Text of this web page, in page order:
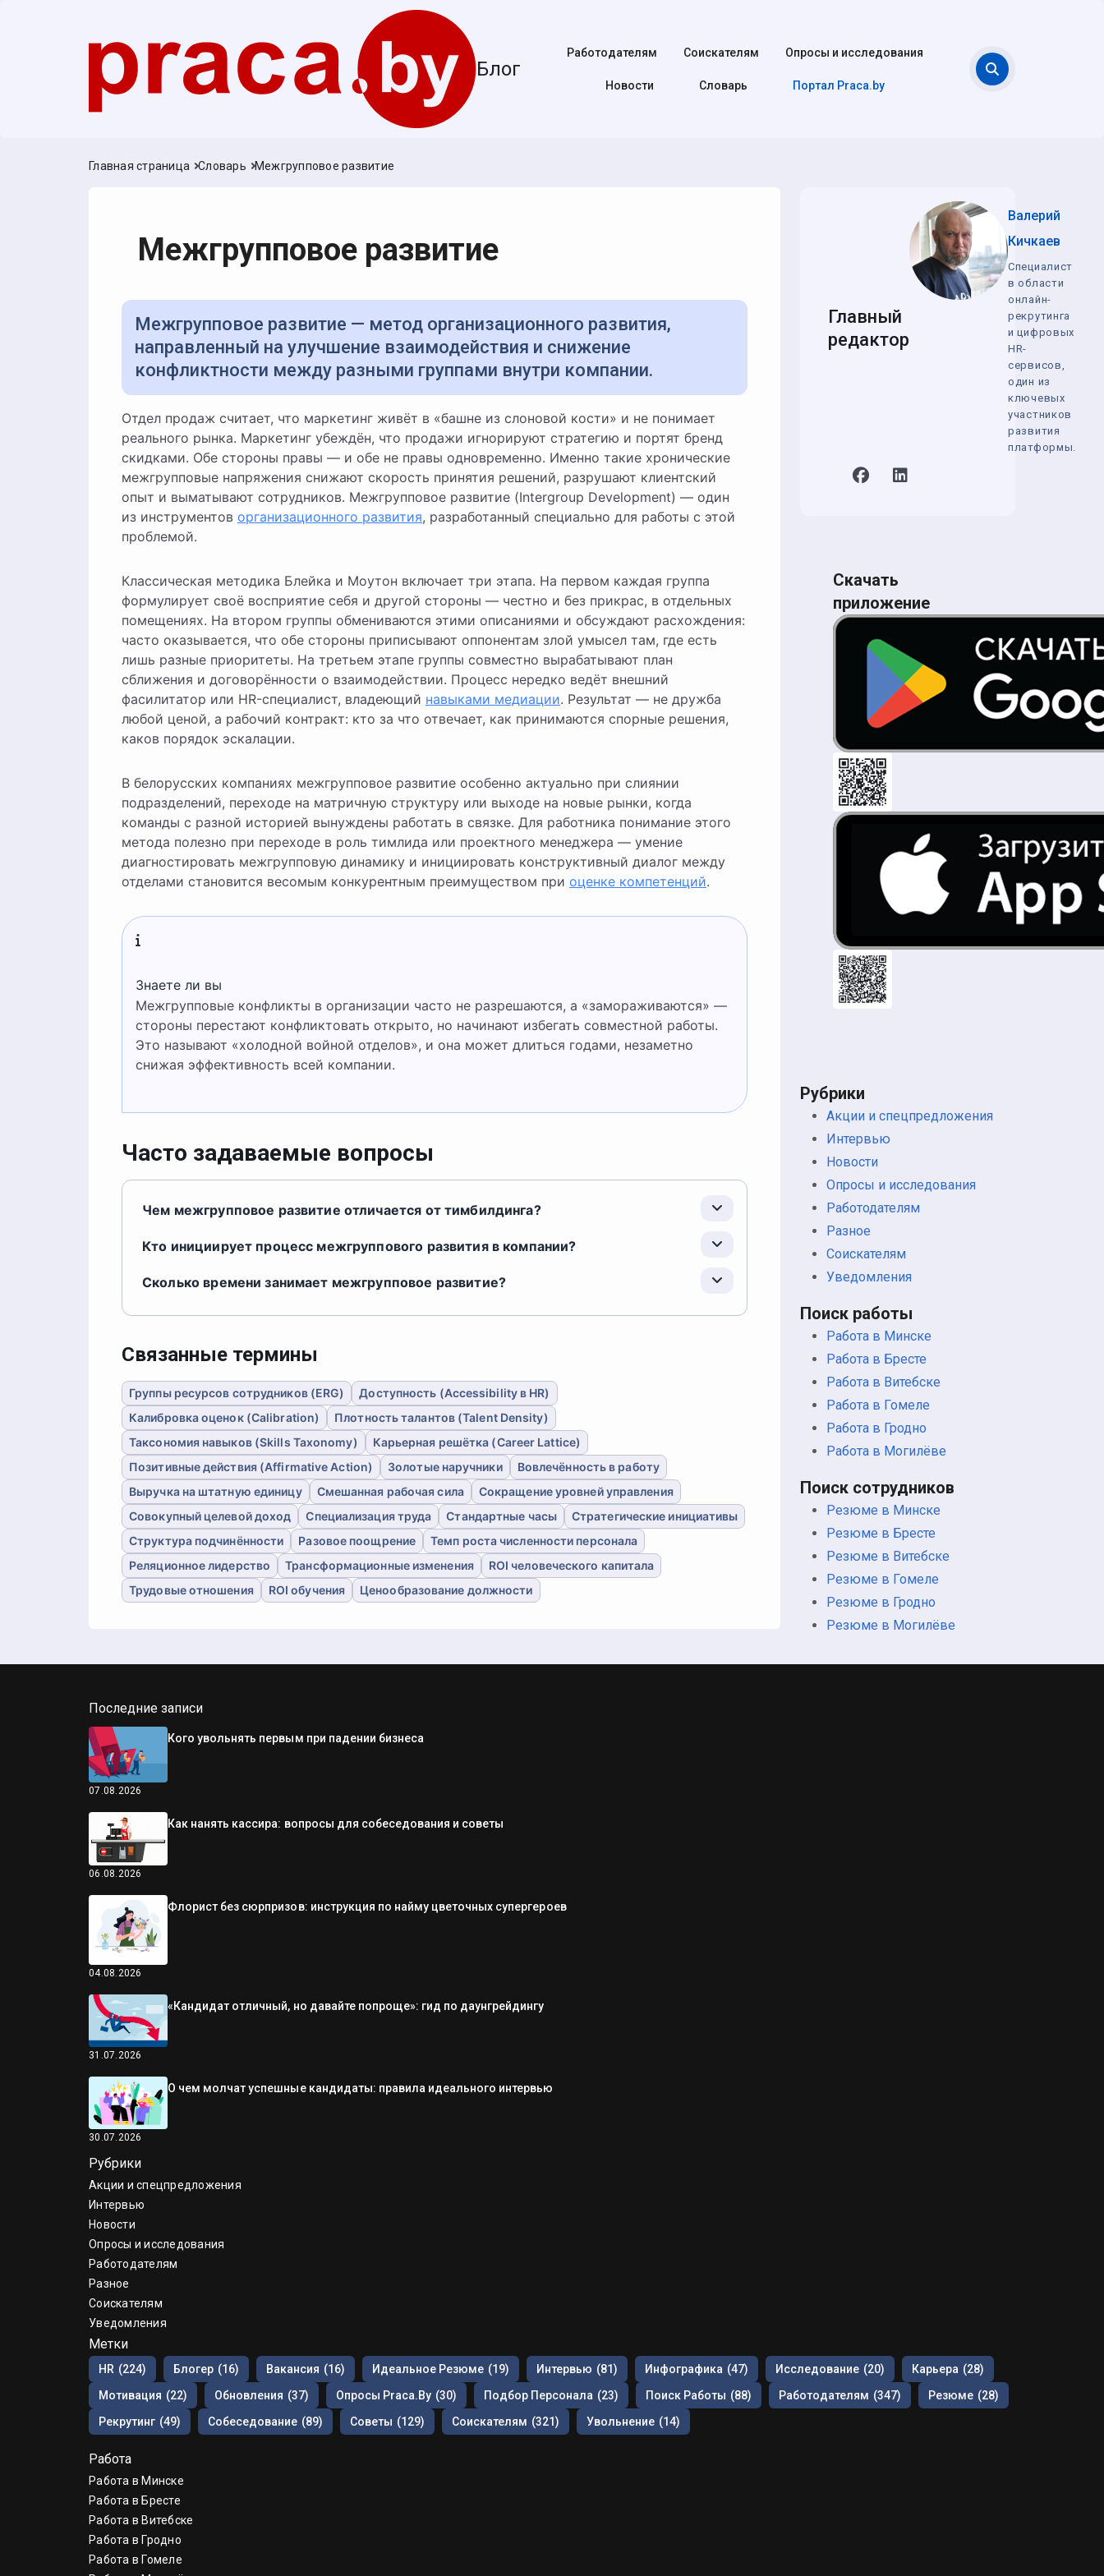
Блог
Работодателям Соискателям Опросы и исследования
Новости Cловарь Портал Praca.by
Главная страница Словарь Межгрупповое развитие
Межгрупповое развитие
Межгрупповое развитие — метод организационного развития,
направленный на улучшение взаимодействия и снижение
конфликтности между разными группами внутри компании.
Отдел продаж считает, что маркетинг живёт в «башне из слоновой кости» и не понимает
реального рынка. Маркетинг убеждён, что продажи игнорируют стратегию и портят бренд
скидками. Обе стороны правы — и обе не правы одновременно. Именно такие хронические
межгрупповые напряжения снижают скорость принятия решений, разрушают клиентский
опыт и выматывают сотрудников. Межгрупповое развитие (Intergroup Development) — один
из инструментов организационного развития, разработанный специально для работы с этой
проблемой.
Классическая методика Блейка и Моутон включает три этапа. На первом каждая группа
формулирует своё восприятие себя и другой стороны — честно и без прикрас, в отдельных
помещениях. На втором группы обмениваются этими описаниями и обсуждают расхождения:
часто оказывается, что обе стороны приписывают оппонентам злой умысел там, где есть
лишь разные приоритеты. На третьем этапе группы совместно вырабатывают план
сближения и договорённости о взаимодействии. Процесс нередко ведёт внешний
фасилитатор или HR-специалист, владеющий навыками медиации. Результат — не дружба
любой ценой, а рабочий контракт: кто за что отвечает, как принимаются спорные решения,
каков порядок эскалации.
В белорусских компаниях межгрупповое развитие особенно актуально при слиянии
подразделений, переходе на матричную структуру или выходе на новые рынки, когда
команды с разной историей вынуждены работать в связке. Для работника понимание этого
метода полезно при переходе в роль тимлида или проектного менеджера — умение
диагностировать межгрупповую динамику и инициировать конструктивный диалог между
отделами становится весомым конкурентным преимуществом при оценке компетенций.
Знаете ли вы
Межгрупповые конфликты в организации часто не разрешаются, а «замораживаются» —
стороны перестают конфликтовать открыто, но начинают избегать совместной работы.
Это называют «холодной войной отделов», и она может длиться годами, незаметно
снижая эффективность всей компании.
Часто задаваемые вопросы
Чем межгрупповое развитие отличается от тимбилдинга?
Кто инициирует процесс межгруппового развития в компании?
Сколько времени занимает межгрупповое развитие?
Связанные термины
Группы ресурсов сотрудников (ERG)
Доступность (Accessibility в HR)
Калибровка оценок (Calibration)
Плотность талантов (Talent Density)
Таксономия навыков (Skills Taxonomy)
Карьерная решётка (Career Lattice)
Позитивные действия (Affirmative Action)
Золотые наручники
Вовлечённость в работу
Выручка на штатную единицу
Смешанная рабочая сила
Сокращение уровней управления
Совокупный целевой доход
Специализация труда Стандартные часы
Стратегические инициативы
Структура подчинённости
Разовое поощрение
Темп роста численности персонала
Реляционное лидерство
Трансформационные изменения
ROI человеческого капитала
Трудовые отношения
ROI обучения Ценообразование должности
Главный
редактор
Валерий
Кичкаев
Специалист
в области
онлайн-
рекрутинга
и цифровых
HR-
сервисов,
один из
ключевых
участников
развития
платформы.
Скачать
приложение
Рубрики
Акции и спецпредложения
Интервью
Новости
Опросы и исследования
Работодателям
Разное
Соискателям
Уведомления
Поиск работы
Работа в Минске
Работа в Бресте
Работа в Витебске
Работа в Гомеле
Работа в Гродно
Работа в Могилёве
Поиск сотрудников
Резюме в Минске
Резюме в Бресте
Резюме в Витебске
Резюме в Гомеле
Резюме в Гродно
Резюме в Могилёве
Последние записи
07.08.2026
Кого увольнять первым при падении бизнеса
06.08.2026
Как нанять кассира: вопросы для собеседования и советы
04.08.2026
Флорист без сюрпризов: инструкция по найму цветочных супергероев
31.07.2026
«Кандидат отличный, но давайте попроще»: гид по даунгрейдингу
30.07.2026
О чем молчат успешные кандидаты: правила идеального интервью
Рубрики
Акции и спецпредложения
Интервью
Новости
Опросы и исследования
Работодателям
Разное
Соискателям
Уведомления
Метки
HR (224) Блогер (16) Вакансия (16) Идеальное Резюме (19) Интервью (81) Инфографика (47) Исследование (20) Карьера (28)
Мотивация (22) Обновления (37) Опросы Praca.by (30) Подбор Персонала (23) Поиск Работы (88) Работодателям (347) Резюме (28)
Рекрутинг (49) Собеседование (89) Советы (129) Соискателям (321) Увольнение (14)
Работа
Работа в Минске
Работа в Бресте
Работа в Витебске
Работа в Гродно
Работа в Гомеле